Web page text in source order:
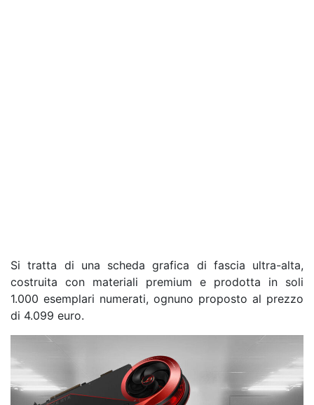
Si tratta di una scheda grafica di fascia ultra-alta,
costruita con materiali premium e prodotta in soli
1.000 esemplari numerati, ognuno proposto al prezzo
di 4.099 euro.